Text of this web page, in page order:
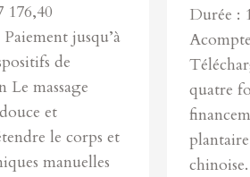
jusqu’à
de
Le massage
et
le corps et
manuelles
Durée :
quatre